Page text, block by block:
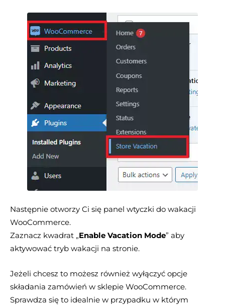
Następnie otworzy Ci się panel wtyczki do wakacji
WooCommerce.
Zaznacz kwadrat „Enable Vacation Mode” aby
aktywować tryb wakacji na stronie.
Jeżeli chcesz to możesz również wyłączyć opcje
składania zamówień w sklepie WooCommerce.
Sprawdza się to idealnie w przypadku w którym